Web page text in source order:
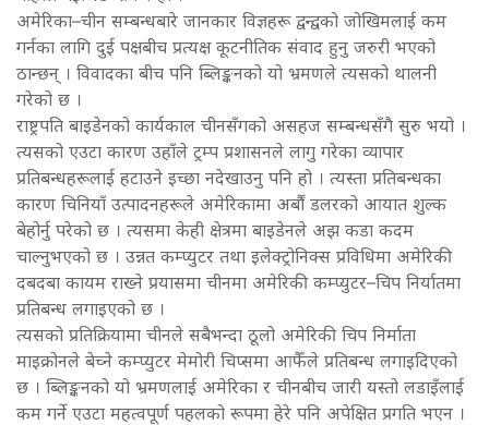
अमेरिका–चीन सम्बन्धबारे जानकार विज्ञहरू द्वन्द्वको जोखिमलाई कम
गर्नका लागि दुई पक्षबीच प्रत्यक्ष कूटनीतिक संवाद हुनु जरुरी भएको
ठान्छन् । विवादका बीच पनि ब्लिङ्कनको यो भ्रमणले त्यसको थालनी
गरेको छ ।
राष्ट्रपति बाइडेनको कार्यकाल चीनसँगको असहज सम्बन्धसँगै सुरु भयो ।
त्यसको एउटा कारण उहाँले ट्रम्प प्रशासनले लागु गरेका व्यापार
प्रतिबन्धहरूलाई हटाउने इच्छा नदेखाउनु पनि हो । त्यस्ता प्रतिबन्धका
कारण चिनियाँ उत्पादनहरूले अमेरिकामा अर्बौं डलरको आयात शुल्क
बेहोर्नु परेको छ । त्यसमा केही क्षेत्रमा बाइडेनले अझ कडा कदम
चाल्नुभएको छ । उन्नत कम्प्युटर तथा इलेक्ट्रोनिक्स प्रविधिमा अमेरिकी
दबदबा कायम राख्ने प्रयासमा चीनमा अमेरिकी कम्प्युटर–चिप निर्यातमा
प्रतिबन्ध लगाइएको छ ।
त्यसको प्रतिक्रियामा चीनले सबैभन्दा ठूलो अमेरिकी चिप निर्माता
माइक्रोनले बेच्ने कम्प्युटर मेमोरी चिप्समा आफैँले प्रतिबन्ध लगाइदिएको
छ । ब्लिङ्कनको यो भ्रमणलाई अमेरिका र चीनबीच जारी यस्तो लडाइँलाई
कम गर्ने एउटा महत्वपूर्ण पहलको रूपमा हेरे पनि अपेक्षित प्रगति भएन ।